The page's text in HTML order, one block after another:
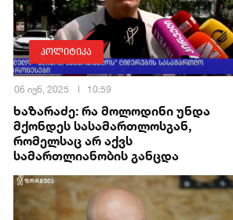
პოლიტიკა
06 ივნ, 2025 10:59
ხაზარაძე: რა მოლოდინი უნდა
მქონდეს სასამართლოსგან,
რომელსაც არ აქვს
სამართლიანობის განცდა